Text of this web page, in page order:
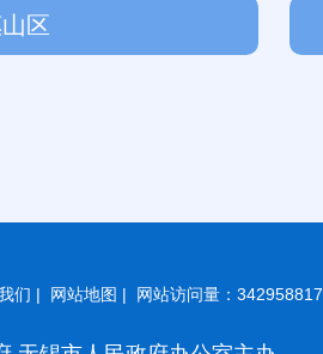
区
们 | 网站地图 | 网站访问量：342958817